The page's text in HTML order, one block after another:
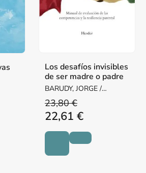
Los desafíos invisibles
de ser madre o padre
BARUDY, JORGE /
DANTAGNAN, MARYORIE
23,80 €
22,61 €